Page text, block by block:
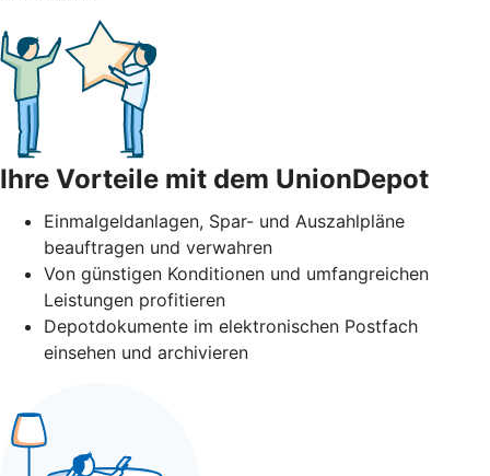
Ihre Vorteile mit dem UnionDepot
Einmalgeldanlagen, Spar- und Auszahlpläne
beauftragen und verwahren
Von günstigen Konditionen und umfangreichen
Leistungen profitieren
Depotdokumente im elektronischen Postfach
einsehen und archivieren